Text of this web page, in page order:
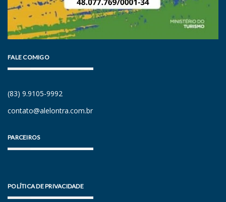
FALE COMIGO
(83) 9.9105-9992
contato@alelontra.com.br
PARCEIROS
POLÍTICA DE PRIVACIDADE